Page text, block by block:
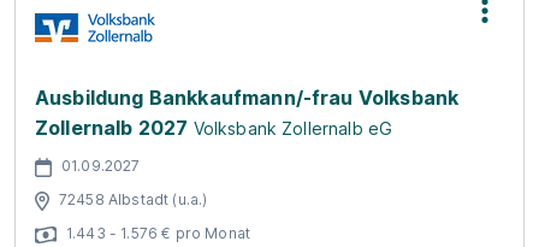
Ausbildung Bankkaufmann/-frau Volksbank
Zollernalb 2027 Volksbank Zollernalb eG
01.09.2027
72458 Albstadt (u.a.)
1.443 - 1.576 € pro Monat